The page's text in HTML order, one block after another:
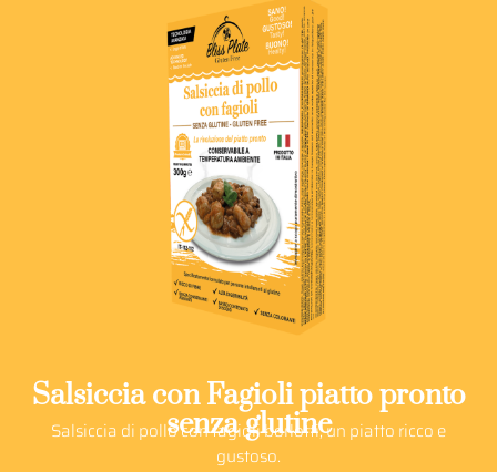
Salsiccia con Fagioli piatto pronto
senza glutine
Salsiccia di pollo con fagioli borlotti, un piatto ricco e
gustoso.